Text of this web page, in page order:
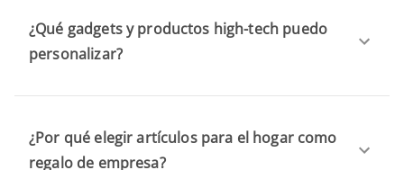
¿Qué gadgets y productos high-tech puedo
personalizar?
¿Por qué elegir artículos para el hogar como
regalo de empresa?